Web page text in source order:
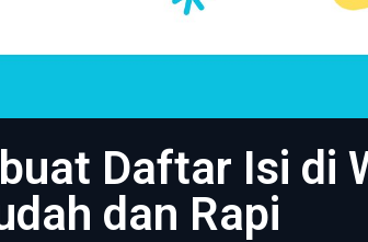
Daftar Isi di
dan Rapi